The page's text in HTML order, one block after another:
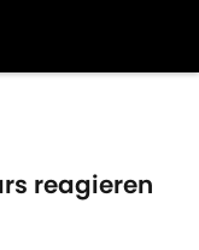
reagieren